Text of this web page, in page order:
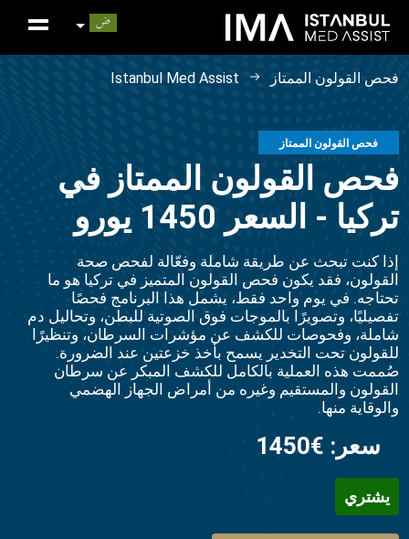
Istanbul Med Assist فحص القولون الممتاز
فحص القولون الممتاز
فحص القولون الممتاز في
تركيا - السعر 1450 يورو
إذا كنت تبحث عن طريقة شاملة وفعّالة لفحص صحة
القولون، فقد يكون فحص القولون المتميز في تركيا هو ما
تحتاجه. في يوم واحد فقط، يشمل هذا البرنامج فحصًا
تفصيليًا، وتصويرًا بالموجات فوق الصوتية للبطن، وتحاليل دم
شاملة، وفحوصات للكشف عن مؤشرات السرطان، وتنظيرًا
للقولون تحت التخدير يسمح بأخذ خزعتين عند الضرورة.
صُممت هذه العملية بالكامل للكشف المبكر عن سرطان
القولون والمستقيم وغيره من أمراض الجهاز الهضمي
والوقاية منها.
سعر: €1450
يشتري